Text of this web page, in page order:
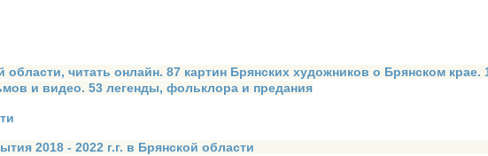
читать онлайн. 87 картин Брянских художников о Брянском
и видео. 53 легенды, фольклора и предания
2018 - 2022 г.г. в Брянской области